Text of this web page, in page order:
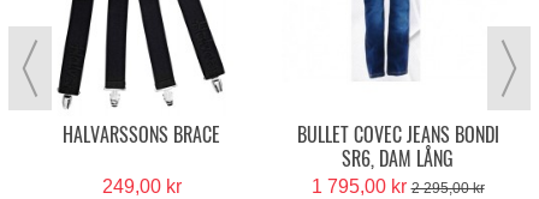
HALVARSSONS BRACE
249,00 kr
BULLET COVEC JEANS BONDI
SR6, DAM LÅNG
1 795,00 kr2 295,00 kr